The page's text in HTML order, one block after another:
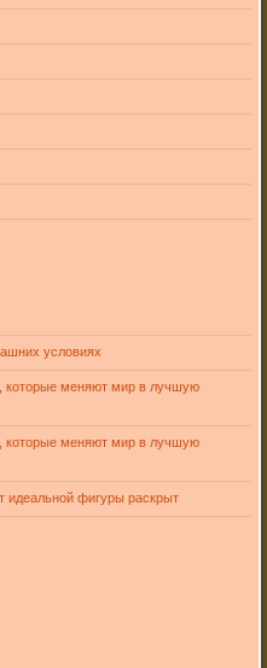
условиях
меняют мир в лучшую
меняют мир в лучшую
фигуры раскрыт